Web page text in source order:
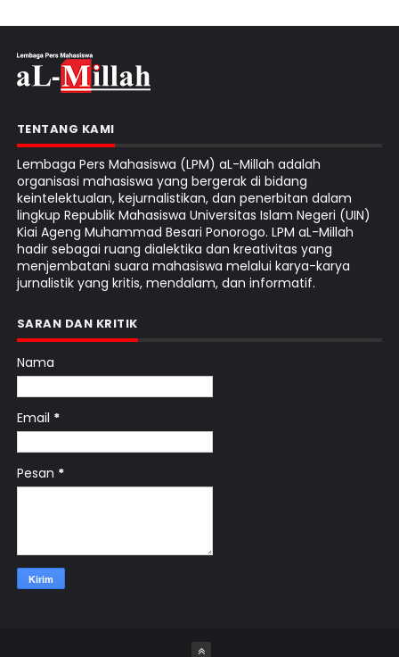
TENTANG KAMI
Lembaga Pers Mahasiswa (LPM) aL-Millah adalah
organisasi mahasiswa yang bergerak di bidang
keintelektualan, kejurnalistikan, dan penerbitan dalam
lingkup Republik Mahasiswa Universitas Islam Negeri (UIN)
Kiai Ageng Muhammad Besari Ponorogo. LPM aL-Millah
hadir sebagai ruang dialektika dan kreativitas yang
menjembatani suara mahasiswa melalui karya-karya
jurnalistik yang kritis, mendalam, dan informatif.
SARAN DAN KRITIK
Nama
Email *
Pesan *